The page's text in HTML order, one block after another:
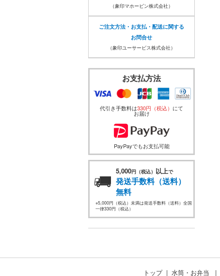
（象印マホービン株式会社）
ご注文方法・お支払・配送に関する
お問合せ
（象印ユーサービス株式会社）
お支払方法
代引き手数料は330円（税込） にて
お届け
PayPayでもお支払可能
5,000円（税込） 以上で
発送手数料（送料）
無料
※5,000円（税込）未満は発送手数料（送料）全国
一律330円（税込）
トップ 水筒・お弁当